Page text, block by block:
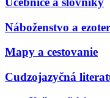
Náboženstvo a
Mapy a cestovanie
Cudzojazyčná